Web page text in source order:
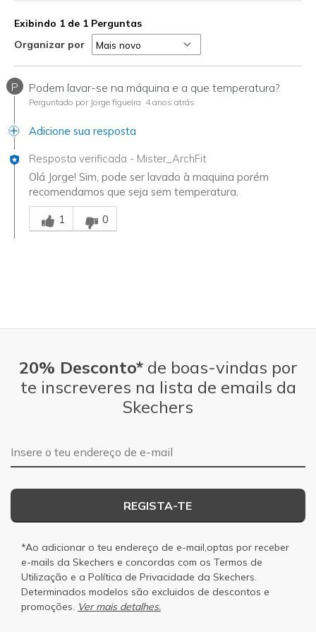
Exibindo 1 de 1 Perguntas
Organizar por
P Podem lavar-se na máquina e a que temperatura?
Perguntado por Jorge figueira 4 anos atrás
Adicione sua resposta
Resposta verificada - Mister_ArchFit
Olá Jorge! Sim, pode ser lavado à maquina porém
recomendamos que seja sem temperatura.
Essa resposta foi útil para você
1
0
20% Desconto*de boas-vindas por
te inscreveres na lista de emails da
Skechers
Endereço de e-mail
REGISTA-TE
*Ao adicionar o teu endereço de e-mail,optas por receber
e-mails da Skechers e concordas com os Termos de
Utilização e a Política de Privacidade da Skechers.
Determinados modelos são excluidos de descontos e
promoções. Ver mais detalhes.